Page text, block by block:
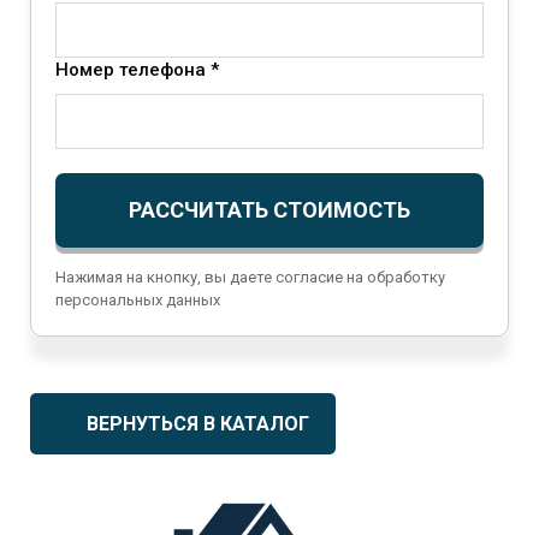
Номер телефона *
РАССЧИТАТЬ СТОИМОСТЬ
Нажимая на кнопку, вы даете согласие на обработку
персональных данных
ВЕРНУТЬСЯ В КАТАЛОГ